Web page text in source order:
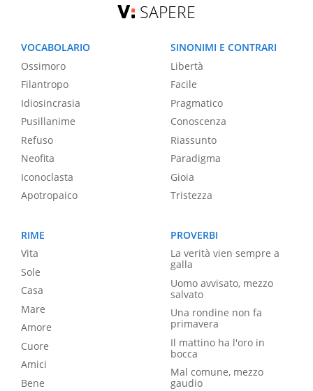
SAPERE
VOCABOLARIO
Ossimoro
Filantropo
Idiosincrasia
Pusillanime
Refuso
Neofita
Iconoclasta
Apotropaico
SINONIMI E CONTRARI
Libertà
Facile
Pragmatico
Conoscenza
Riassunto
Paradigma
Gioia
Tristezza
RIME
Vita
Sole
Casa
Mare
Amore
Cuore
Amici
Bene
PROVERBI
La verità vien sempre a
galla
Uomo avvisato, mezzo
salvato
Una rondine non fa
primavera
Il mattino ha l'oro in
bocca
Mal comune, mezzo
gaudio